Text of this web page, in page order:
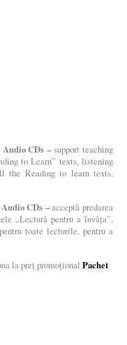
CDs –support teaching
to Learn” texts, listening
the Reading to learn texts,
CDs –acceptă predarea
„Lectură pentru a învăța”,
toate lecturile, pentru a
la preț promoțional Pachet